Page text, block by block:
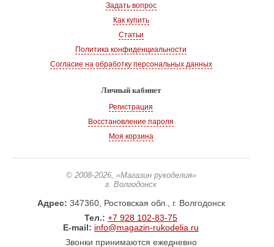
Задать вопрос
Как купить
Статьи
Политика конфиденциальности
Согласие на обработку персональных данных
Личный кабинет
Регистрация
Восстановление пароля
Моя корзина
© 2008-2026, «Магазин рукоделия»
г. Волгодонск
Адрес: 347360, Ростовская обл., г. Волгодонск
Тел.: +7 928 102-83-75
E-mail: info@magazin-rukodelia.ru
Звонки принимаются ежедневно